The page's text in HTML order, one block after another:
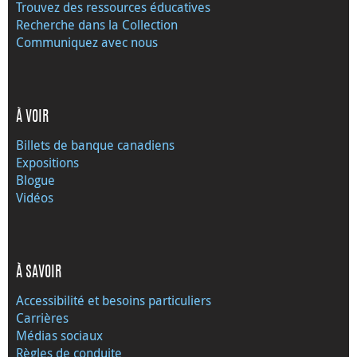
Trouvez des ressources éducatives
Recherche dans la Collection
Communiquez avec nous
À VOIR
Billets de banque canadiens
Expositions
Blogue
Vidéos
À SAVOIR
Accessibilité et besoins particuliers
Carrières
Médias sociaux
Règles de conduite